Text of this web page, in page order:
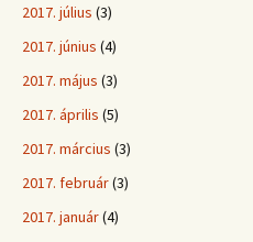
2017. július (3)
2017. június (4)
2017. május (3)
2017. április (5)
2017. március (3)
2017. február(3)
2017. január(4)